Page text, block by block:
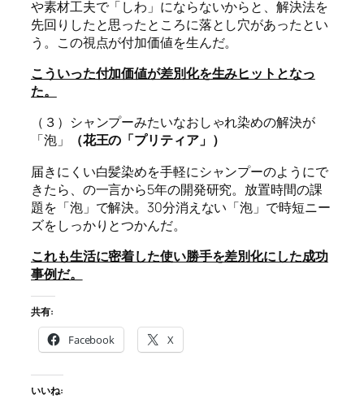
や素材工夫で「しわ」にならないからと、解決法を
先回りしたと思ったところに落とし穴があったとい
う。この視点が付加価値を生んだ。
こういった付加価値が差別化を生みヒットとなっ
た。
（３）シャンプーみたいなおしゃれ染めの解決が
「泡」
（花王の「プリティア」）
届きにくい白髪染めを手軽にシャンプーのようにで
きたら、の一言から5年の開発研究。放置時間の課
題を「泡」で解決。30分消えない「泡」で時短ニー
ズをしっかりとつかんだ。
これも生活に密着した使い勝手を差別化にした成功
事例だ。
共有:
Facebook X
いいね: